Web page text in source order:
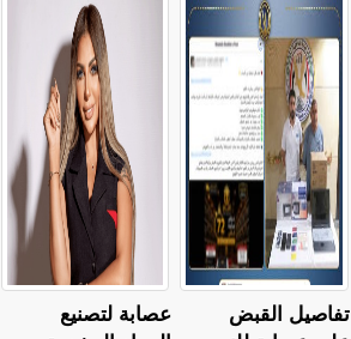
عصابة لتصنيع
تفاصيل القبض